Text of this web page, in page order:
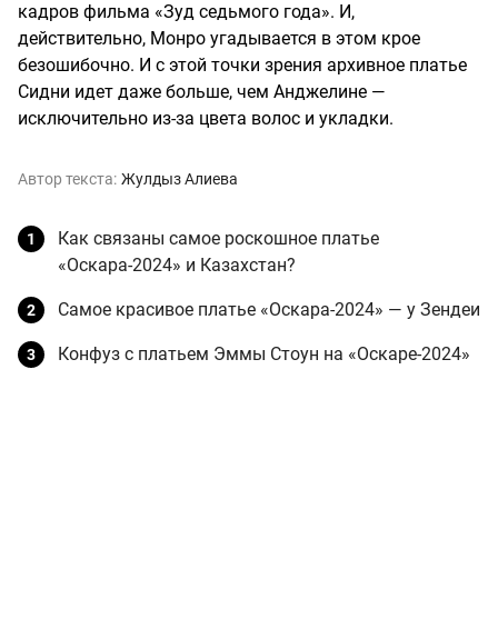
кадров фильма «Зуд седьмого года». И,
действительно, Монро угадывается в этом крое
безошибочно. И с этой точки зрения архивное платье
Сидни идет даже больше, чем Анджелине —
исключительно из-за цвета волос и укладки.
Автор текста: Жулдыз Алиева
Как связаны самое роскошное платье
«Оскара-2024» и Казахстан?
Самое красивое платье «Оскара-2024» — у Зендеи
Конфуз с платьем Эммы Стоун на «Оскаре-2024»